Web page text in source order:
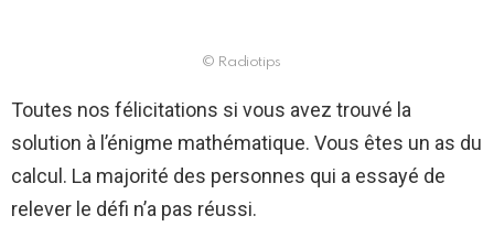
© Radiotips
Toutes nos félicitations si vous avez trouvé la
solution à l’énigme mathématique. Vous êtes un as du
calcul. La majorité des personnes qui a essayé de
relever le défi n’a pas réussi.